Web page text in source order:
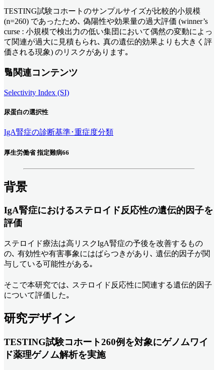
TESTING試験コホートのサンプルサイズが比較的小規模
(n=260) であったため､ 偽陽性や効果量の過大評価 (winner’s
curse : 小規模で検出力の低い集団において偶然の変動によっ
て関連が過大に見積もられ､ 真の遺伝的効果よりも大きく評
価される現象) のリスクがあります｡
🔢関連コンテンツ
Selectivity Index (SI)
尿蛋白の選択性
IgA腎症の診断基準･重症度分類
厚生労働省 指定難病66
背景
IgA腎症におけるステロイド反応性の遺伝的因子を
評価
ステロイド療法は高リスクIgA腎症の予後を改善するもの
の､ 有効性や有害事象にはばらつきがあり､ 遺伝的因子が関
与している可能性がある｡
そこで本研究では､ ステロイド反応性に関連する遺伝的因子
について評価した｡
研究デザイン
TESTING試験コホート260例を対象にゲノムワイ
ド薬理ゲノム解析を実施